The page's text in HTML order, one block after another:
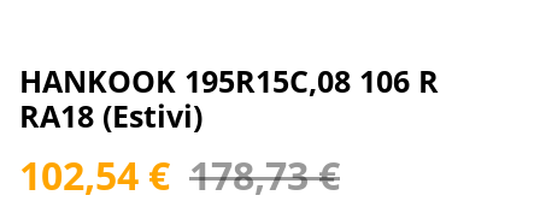
HANKOOK 195R15C,08 106 R
RA18 (Estivi)
102,54 € 178,73 €